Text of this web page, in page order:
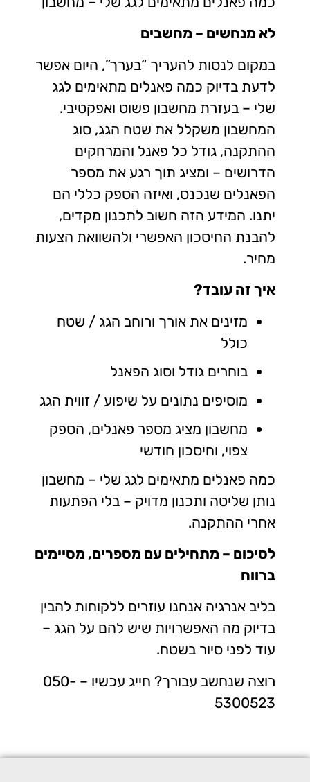
לא מנחשים – מחשבים
במקום לנסות להעריך “בערך”, היום אפשר
לדעת בדיוק כמה פאנלים מתאימים לגג
שלי – בעזרת מחשבון פשוט ואפקטיבי.
המחשבון משקלל את שטח הגג, סוג
ההתקנה, גודל כל פאנל והמרחקים
הדרושים – ומציג תוך רגע את מספר
הפאנלים שנכנס, ואיזה הספק כללי הם
יתנו. המידע הזה חשוב לתכנון מקדים,
להבנת החיסכון האפשרי ולהשוואת הצעות
מחיר.
איך זה עובד?
מזינים את אורך ורוחב הגג / שטח
כולל
בוחרים גודל וסוג הפאנל
מוסיפים נתונים על שיפוע / זווית הגג
מחשבון מציג מספר פאנלים, הספק
צפוי, וחיסכון חודשי
כמה פאנלים מתאימים לגג שלי – מחשבון
נותן שליטה ותכנון מדויק – בלי הפתעות
אחרי ההתקנה.
לסיכום – מתחילים עם מספרים, מסיימים
ברווח
בליב אנרגיה אנחנו עוזרים ללקוחות להבין
בדיוק מה האפשרויות שיש להם על הגג –
עוד לפני סיור בשטח.
רוצה שנחשב עבורך? חייג עכשיו – 050-
5300523